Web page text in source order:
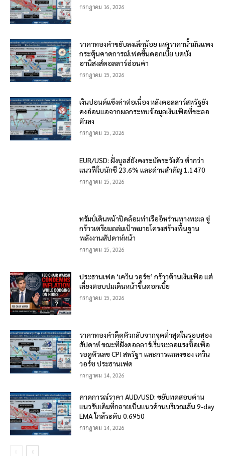
กรกฎาคม 16, 2026
ราคาทองคำขยับลงเล็กน้อย เหตุราคาน้ำมันแพง
กระตุ้นคาดการณ์เฟดขึ้นดอกเบี้ย บดบัง
อานิสงส์ดอลลาร์อ่อนค่า
กรกฎาคม 15, 2026
เงินปอนด์แข็งค่าต่อเนื่อง หลังดอลลาร์สหรัฐยัง
คงอ่อนแอจากผลกระทบข้อมูลเงินเฟ้อที่ชะลอ
ตัวลง
กรกฎาคม 15, 2026
EUR/USD: ฝั่งบูลส์ยังคงระมัดระวังตัว ต่ำกว่า
แนวฟีโบนักชี 23.6% และด่านสำคัญ 1.1470
กรกฎาคม 15, 2026
ทรัมป์เดินหน้าปิดล้อมท่าเรืออิหร่านทางทะเล ขู่
กร้าวเตรียมถล่มเป้าหมายโครงสร้างพื้นฐาน
พลังงานสัปดาห์หน้า
กรกฎาคม 15, 2026
ประธานเฟด ‘เควิน วอร์ช’ กร้าวต้านเงินเฟ้อ แต่
เลี่ยงตอบปมเดินหน้าขึ้นดอกเบี้ย
กรกฎาคม 15, 2026
ราคาทองคำดีดตัวกลับจากจุดต่ำสุดในรอบสอง
สัปดาห์ ขณะที่ฝั่งดอลลาร์เริ่มชะลอแรงซื้อเพื่อ
รอดูตัวเลข CPI สหรัฐฯ และการแถลงของ เควิน
วอร์ช ประธานเฟด
กรกฎาคม 14, 2026
คาดการณ์ราคา AUD/USD: ขยับทดสอบด่าน
แนวรับเดิมที่กลายเป็นแนวต้านบริเวณเส้น 9-day
EMA ใกล้ระดับ 0.6950
กรกฎาคม 14, 2026